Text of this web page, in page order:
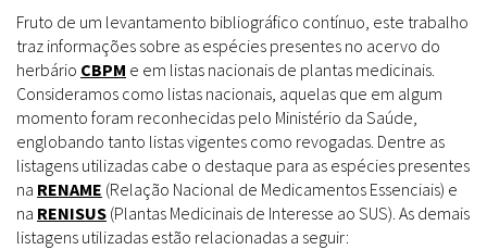
Fruto de um levantamento bibliográfico contínuo, este trabalho
traz informações sobre as espécies presentes no acervo do
herbário CBPM e em listas nacionais de plantas medicinais.
Consideramos como listas nacionais, aquelas que em algum
momento foram reconhecidas pelo Ministério da Saúde,
englobando tanto listas vigentes como revogadas. Dentre as
listagens utilizadas cabe o destaque para as espécies presentes
na RENAME (Relação Nacional de Medicamentos Essenciais) e
na RENISUS (Plantas Medicinais de Interesse ao SUS). As demais
listagens utilizadas estão relacionadas a seguir: